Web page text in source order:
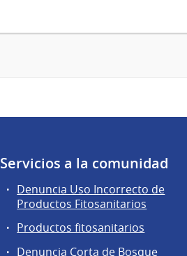
Servicios a la comunidad
Denuncia Uso Incorrecto de
Productos Fitosanitarios
Productos fitosanitarios
Denuncia Corta de Bosque